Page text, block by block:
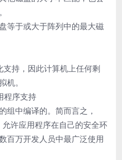
等于或大于阵列中的最大磁
持，因此计算机上任何剩
机。
程序支持
组中编译的。简而言之，
许应用程序在自己的安全环
百万开发人员中最广泛使用